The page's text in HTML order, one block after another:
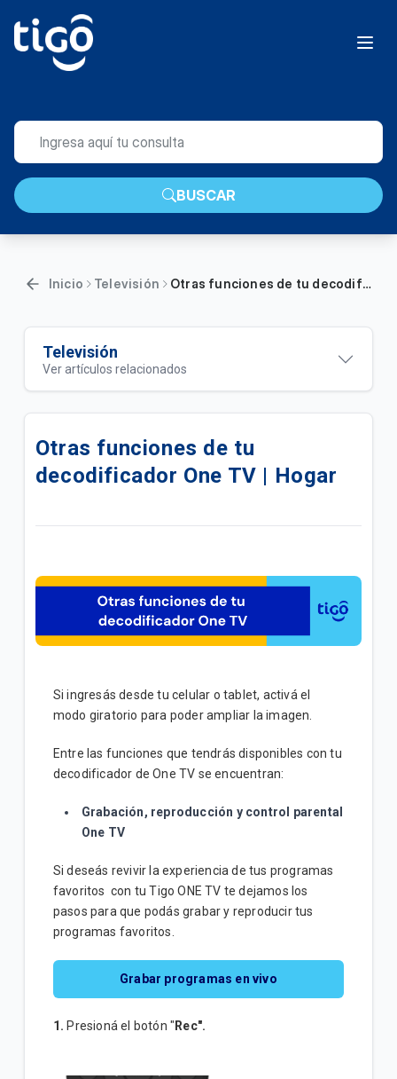
BUSCAR
Inicio Televisión Otras funciones de tu decodificador One TV | Hogar
Televisión
Ver artículos relacionados
Actualiza tu servicio de TV y mejora tu experiencia |
Cambios en Grilla de TV: Marzo 2026
Hogar
¿Cómo reiniciar tu caja de cable Android Tigo?
DTH Prepago | Hogar
en paquetes | Hogar
Precios de paquetes de servicios de TV satelital |
Búsqueda y guía de programas One TV | Hogar
VER MÁS
Otras funciones de tu
decodificador One TV | Hogar
Si ingresás desde tu celular o tablet, activá el
modo giratorio para poder ampliar la imagen.
Entre las funciones que tendrás disponibles con tu
decodificador de One TV se encuentran:
Grabación, reproducción y control parental
One TV
Si deseás revivir la experiencia de tus programas
favoritos con tu Tigo ONE TV te dejamos los
pasos para que podás grabar y reproducir tus
programas favoritos.
Grabar programas en vivo
1. Presioná el botón " Rec".